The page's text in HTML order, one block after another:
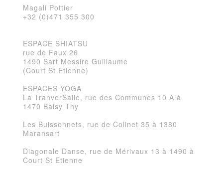
Magali Pottier
+32 (0)471 355 300
ESPACE SHIATSU
rue de Faux 26
1490 Sart Messire Guillaume
(Court St Etienne)
ESPACES YOGA
La TranverSalle, rue des Communes 10 A à
1470 Baisy Thy
Les Buissonnets, rue de Colinet 35 à 1380
Maransart
Diagonale Danse, rue de Mérivaux 13 à 1490 à
Court St Etienne